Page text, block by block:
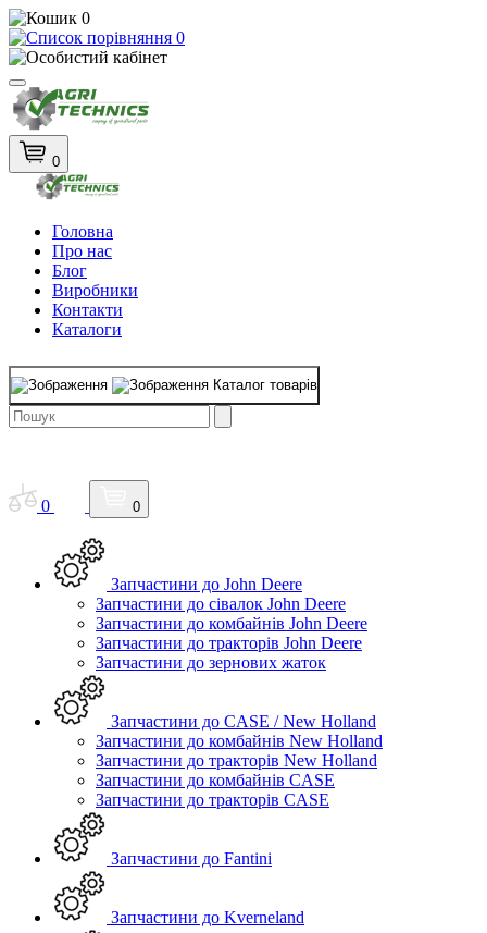
0
0
0
Головна
Про нас
Блог
Виробники
Контакти
Каталоги
Каталог товарів
0 0
Запчастини до John Deere
Запчастини до сівалок John Deere
Запчастини до комбайнів John Deere
Запчастини до тракторів John Deere
Запчастини до зернових жаток
Запчастини до CASE / New Holland
Запчастини до комбайнів New Holland
Запчастини до тракторів New Holland
Запчастини до комбайнів CASE
Запчастини до тракторів CASE
Запчастини до Fantini
Запчастини до Kverneland